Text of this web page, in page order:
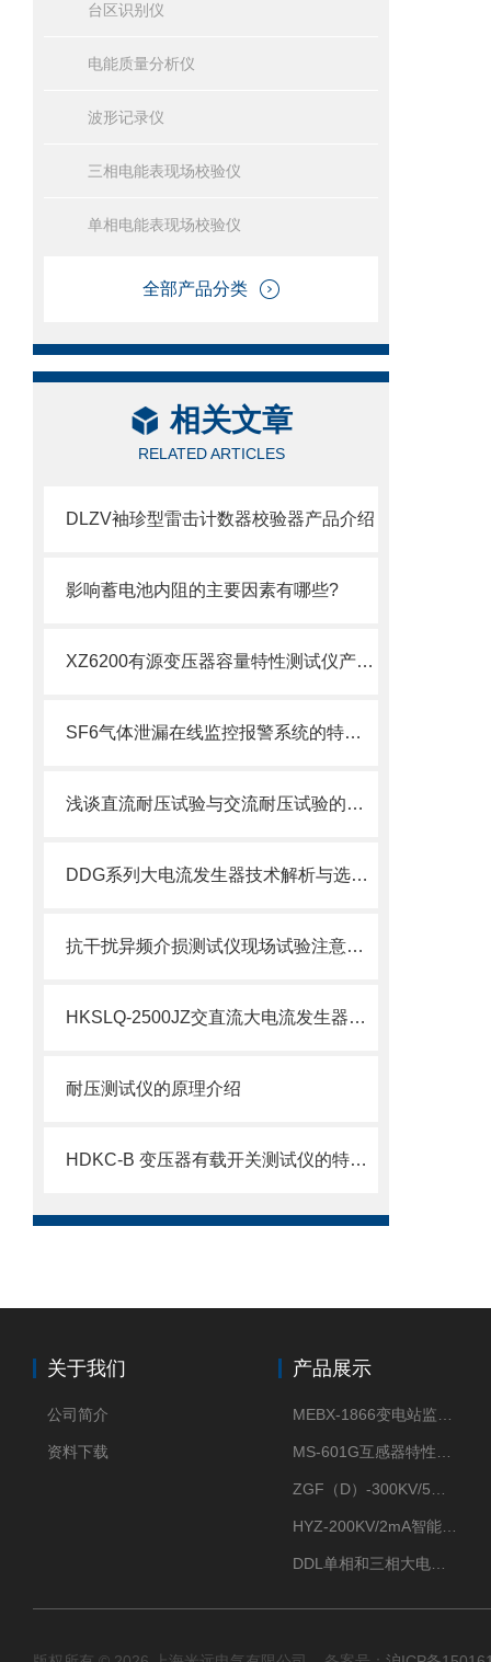
台区识别仪
电能质量分析仪
波形记录仪
三相电能表现场校验仪
单相电能表现场校验仪
全部产品分类
相关文章
RELATED ARTICLES
DLZV袖珍型雷击计数器校验器产品介绍
影响蓄电池内阻的主要因素有哪些?
XZ6200有源变压器容量特性测试仪产品介绍
SF6气体泄漏在线监控报警系统的特点及技术参数
浅谈直流耐压试验与交流耐压试验的优缺点
DDG系列大电流发生器技术解析与选型对比
抗干扰异频介损测试仪现场试验注意事项
HKSLQ-2500JZ交直流大电流发生器的特点及技术参数
耐压测试仪的原理介绍
HDKC-B 变压器有载开关测试仪的特点及技术参数
关于我们
公司简介
资料下载
产品展示